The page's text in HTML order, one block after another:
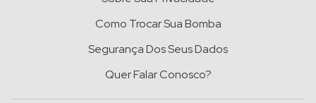
Como Trocar Sua Bomba
Segurança Dos Seus Dados
Quer Falar Conosco?